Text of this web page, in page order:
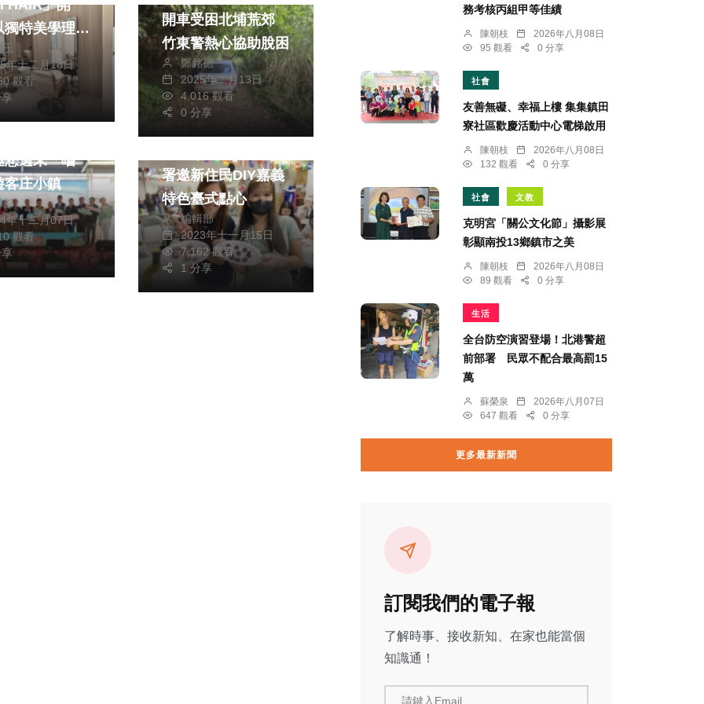
HAIR」開
特美學理念
中的沉靜能
玉
年十二月18日
觀看
開車受困北埔荒郊
竹東警熱心協助脫困
鄭銘德
2025年二月13日
4,016 觀看
0 分享
週末「嚐
客庄小鎮
部
年十二月07日
觀看
署邀新住民DIY嘉義
特色臺式點心
編輯部
2023年十一月15日
7,162 觀看
1 分享
務考核丙組甲等佳績
陳朝枝
2026年八月08日
95 觀看
0 分享
社會
友善無礙、幸福上樓 集集鎮田
寮社區歡慶活動中心電梯啟用
陳朝枝
2026年八月08日
132 觀看
0 分享
社會 文教
克明宮「關公文化節」攝影展
彰顯南投13鄉鎮市之美
陳朝枝
2026年八月08日
89 觀看
0 分享
生活
全台防空演習登場！北港警超
前部署 民眾不配合最高罰15
萬
蘇榮泉
2026年八月07日
647 觀看
0 分享
更多最新新聞
訂閱我們的電子報
了解時事、接收新知、在家也能當個
知識通！
請鍵入Email